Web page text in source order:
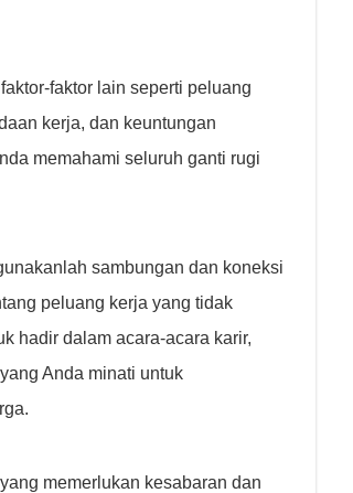
faktor lain seperti peluang
kerja, dan keuntungan
memahami seluruh ganti rugi
sambungan dan koneksi
peluang kerja yang tidak
hadir dalam acara-acara karir,
Anda minati untuk
memerlukan kesabaran dan